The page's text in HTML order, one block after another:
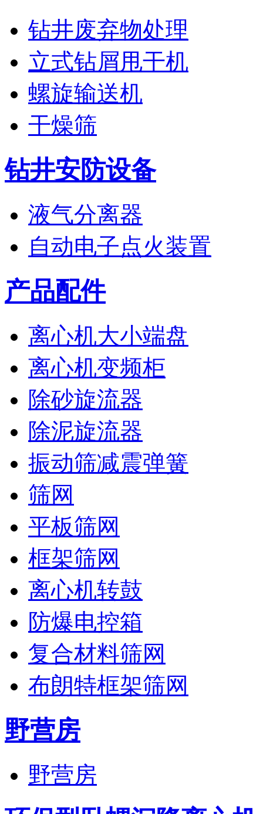
钻井废弃物处理
立式钻屑甩干机
螺旋输送机
干燥筛
钻井安防设备
液气分离器
自动电子点火装置
产品配件
离心机大小端盘
离心机变频柜
除砂旋流器
除泥旋流器
振动筛减震弹簧
筛网
平板筛网
框架筛网
离心机转鼓
防爆电控箱
复合材料筛网
布朗特框架筛网
野营房
野营房